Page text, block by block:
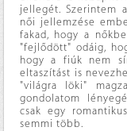
jellegét. Szerintem
női jellemzése
fakad, hogy a
"fejlődött" odáig,
hogy a fiúk nem
eltaszítást is
"világra löki"
gondolatom
csak egy
semmi több.